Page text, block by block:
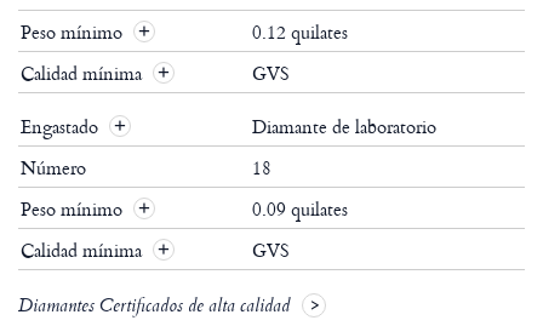
Peso mínimo
0.12 quilates
Calidad mínima
GVS
Engastado
Diamante de laboratorio
Número
18
Peso mínimo
0.09 quilates
Calidad mínima
GVS
Diamantes Certificados de alta calidad